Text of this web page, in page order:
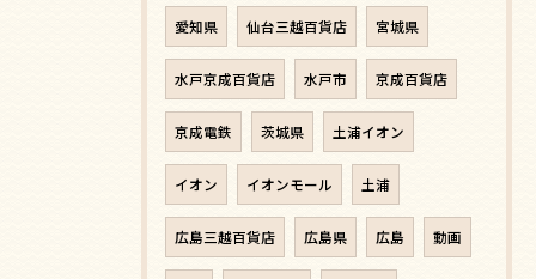
愛知県 仙台三越百貨店 宮城県
水戸京成百貨店 水戸市 京成百貨店
京成電鉄 茨城県 土浦イオン
イオン イオンモール 土浦
広島三越百貨店 広島県 広島 動画